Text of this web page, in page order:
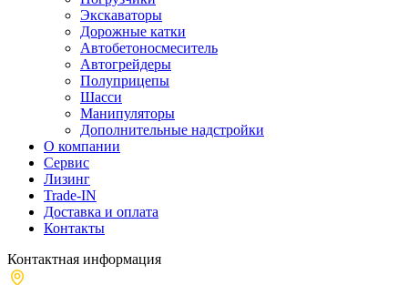
Экскаваторы
Дорожные катки
Автобетоносмеситель
Автогрейдеры
Полуприцепы
Шасси
Манипуляторы
Дополнительные надстройки
О компании
Сервис
Лизинг
Trade-IN
Доставка и оплата
Контакты
Контактная информация